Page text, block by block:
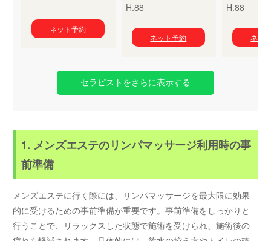
ネット予約
H.88
ネット予約
H.88
ネッ
セラピストをさらに表示する
1. メンズエステのリンパマッサージ利用時の事
前準備
メンズエステに行く際には、リンパマッサージを最大限に効果
的に受けるための事前準備が重要です。事前準備をしっかりと
行うことで、リラックスした状態で施術を受けられ、施術後の